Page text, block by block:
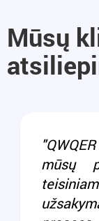
Mūsų
mūsų